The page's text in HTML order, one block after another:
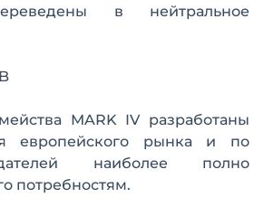
в нейтральное
MARK IV разработаны
европейского рынка и по
наиболее полно
потребностям.